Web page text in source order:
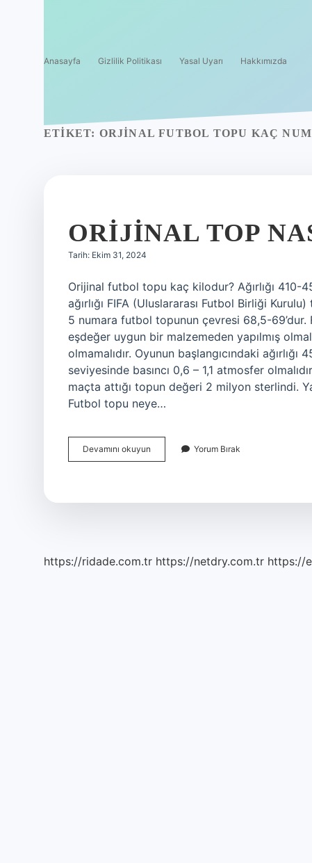
Anasayfa Gizlilik Politikası Yasal Uyarı Hakkımızda
ETIKET: ORJINAL FUTBOL TOPU KAÇ
ORIJINAL TOP
Tarih: Ekim 31, 2024
Orijinal futbol topu kaç kilodur? Ağırlığı 410-
ağırlığı FIFA (Uluslararası Futbol Birliği
5 numara futbol topunun çevresi 68,5-
eşdeğer uygun bir malzemeden yapılmış
olmamalıdır. Oyunun başlangıcındaki
seviyesinde basıncı 0,6 – 1,1 atmosfer
maçta attığı topun değeri 2 milyon sterlindi.
Futbol topu neye…
Devamını okuyun
Top
Yorum Bırak
https://ridade.com.tr https://netdry.com.tr https://